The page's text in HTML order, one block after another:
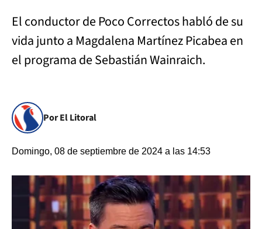
El conductor de Poco Correctos habló de su
vida junto a Magdalena Martínez Picabea en
el programa de Sebastián Wainraich.
Por El Litoral
Domingo, 08 de septiembre de 2024 a las 14:53